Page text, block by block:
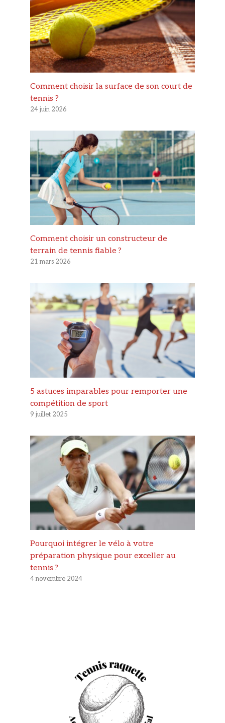
Comment choisir la surface de son court de
tennis ?
24 juin 2026
Comment choisir un constructeur de
terrain de tennis fiable ?
21 mars 2026
5 astuces imparables pour remporter une
compétition de sport
9 juillet 2025
Pourquoi intégrer le vélo à votre
préparation physique pour exceller au
tennis ?
4 novembre 2024